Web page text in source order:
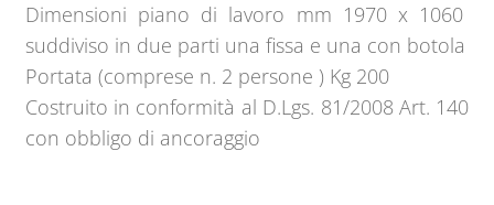
Dimensioni piano di lavoro mm 1970 x 1060
suddiviso in due parti una fissa e una con botola
Portata (comprese n. 2 persone ) Kg 200
Costruito in conformità al D.Lgs. 81/2008 Art. 140
con obbligo di ancoraggio